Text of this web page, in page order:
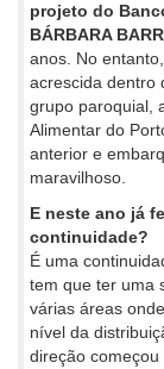
projeto do
BÁRBARA
anos. No
acrescida dentro
grupo paroquial,
Alimentar do
anterior e
maravilhoso.
E neste ano já
continuidade?
É uma
tem que ter uma
várias áreas
nível da
direção